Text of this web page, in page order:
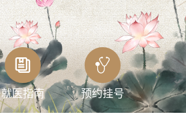
就医指南 预约挂号